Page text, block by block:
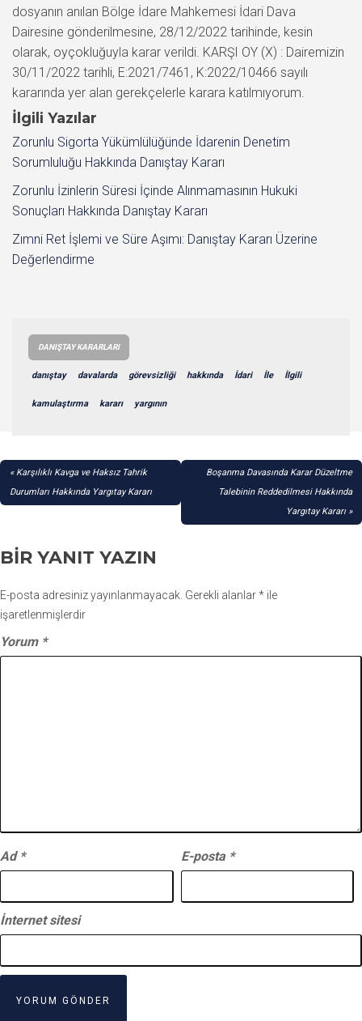
dosyanın anılan Bölge İdare Mahkemesi İdari Dava
Dairesine gönderilmesine, 28/12/2022 tarihinde, kesin
olarak, oyçokluğuyla karar verildi. KARŞI OY (X) : Dairemizin
30/11/2022 tarihli, E:2021/7461, K:2022/10466 sayılı
kararında yer alan gerekçelerle karara katılmıyorum.
İlgili Yazılar
Zorunlu Sigorta Yükümlülüğünde İdarenin Denetim
Sorumluluğu Hakkında Danıştay Kararı
Zorunlu İzinlerin Süresi İçinde Alınmamasının Hukuki
Sonuçları Hakkında Danıştay Kararı
Zımni Ret İşlemi ve Süre Aşımı: Danıştay Kararı Üzerine
Değerlendirme
DANIŞTAY KARARLARI
danıştay davalarda görevsizliği hakkında İdari İle İlgili
kamulaştırma kararı yargının
YAZI
GEZINMESI
Karşılıklı Kavga ve Haksız Tahrik
Durumları Hakkında Yargıtay Kararı
Boşanma Davasında Karar Düzeltme
Talebinin Reddedilmesi Hakkında
Yargıtay Kararı
BIR YANIT YAZIN
E-posta adresiniz yayınlanmayacak. Gerekli alanlar* ile
işaretlenmişlerdir
Yorum *
Ad * E-posta *
İnternet sitesi